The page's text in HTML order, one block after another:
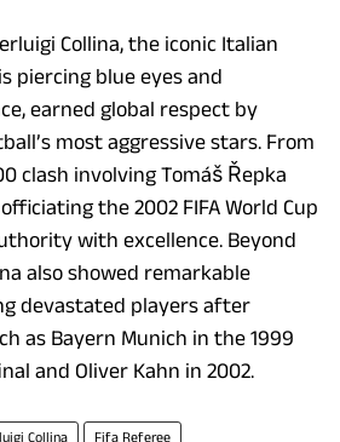
Collina, the iconic Italian
piercing blue eyes and
earned global respect by
most aggressive stars. From
clash involving Tomáš Řepka
the 2002 FIFA World Cup
with excellence. Beyond
also showed remarkable
devastated players after
as Bayern Munich in the 1999
and Oliver Kahn in 2002.